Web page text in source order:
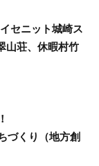
セニット城崎ス
山荘、休暇村竹
くり（地方創